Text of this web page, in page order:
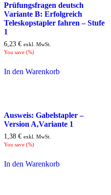
Prüfungsfragen deutsch
Variante B: Erfolgreich
Teleskopstapler fahren – Stufe
1
6,23 € exkl. MwSt.
You save (%)
In den Warenkorb
Ausweis: Gabelstapler –
Version A,Variante 1
1,38 € exkl. MwSt.
You save (%)
In den Warenkorb